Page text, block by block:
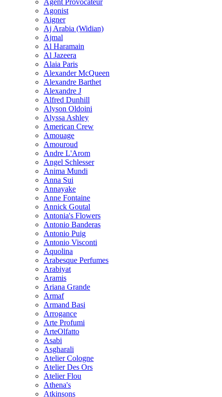
Agent Provocateur
Agonist
Aigner
Aj Arabia (Widian)
Ajmal
Al Haramain
Al Jazeera
Alaia Paris
Alexander McQueen
Alexandre Barthet
Alexandre J
Alfred Dunhill
Alyson Oldoini
Alyssa Ashley
American Crew
Amouage
Amouroud
Andre L'Arom
Angel Schlesser
Anima Mundi
Anna Sui
Annayake
Anne Fontaine
Annick Goutal
Antonia's Flowers
Antonio Banderas
Antonio Puig
Antonio Visconti
Aquolina
Arabesque Perfumes
Arabiyat
Aramis
Ariana Grande
Armaf
Armand Basi
Arrogance
Arte Profumi
ArteOlfatto
Asabi
Asgharali
Atelier Cologne
Atelier Des Ors
Atelier Flou
Athena's
Atkinsons